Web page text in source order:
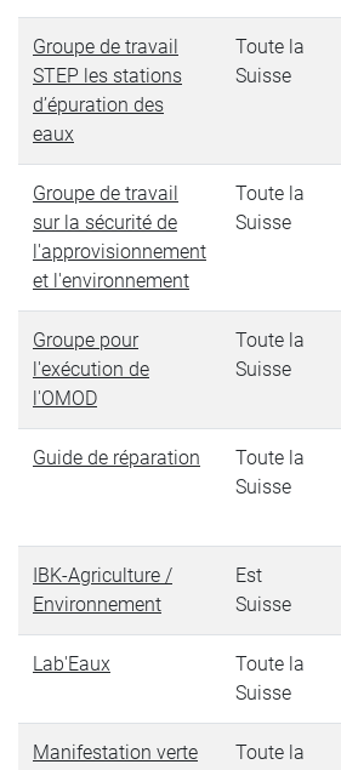
Groupe de travail
STEP les stations
d’épuration des
eaux
Toute la
Suisse
Groupe de travail
sur la sécurité de
l'approvisionnement
et l'environnement
Toute la
Suisse
Groupe pour
l'exécution de
l'OMOD
Toute la
Suisse
Guide de réparation
Toute la
Suisse
IBK-Agriculture /
Environnement
Est
Suisse
Lab'Eaux
Toute la
Suisse
Manifestation verte
Toute la